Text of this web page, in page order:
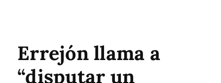
Errejón llama a
“disputar un